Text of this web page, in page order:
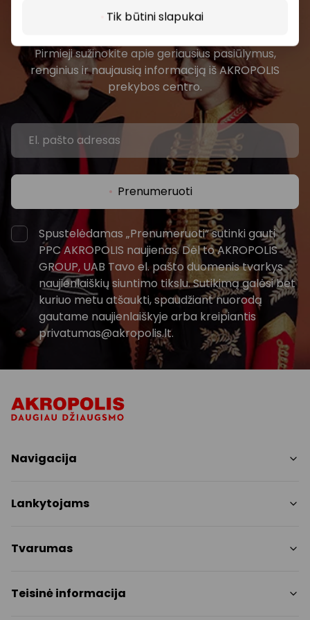
Tik būtini slapukai
bendruomenės
Pirmieji sužinokite apie geriausius pasiūlymus,
renginius ir naujausią informaciją iš AKROPOLIS
prekybos centro.
Prenumeruoti
Spustelėdamas „Prenumeruoti“ sutinki gauti
PPC AKROPOLIS naujienas. Dėl to AKROPOLIS
GROUP, UAB Tavo el. pašto duomenis tvarkys
naujienlaiškių siuntimo tikslu. Sutikimą galėsi bet
kuriuo metu atšaukti, spaudžiant nuorodą
gautame naujienlaiškyje arba kreipiantis
privatumas@akropolis.lt.
Navigacija
Paslaugos
Pramogos
Lankytojams
Nemokami patogumai
Kontaktai
Tvarumas
Tvarumo ataskaita
Teisinė informacija